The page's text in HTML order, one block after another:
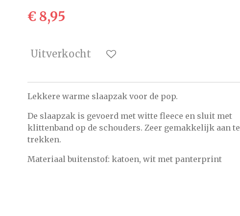
€ 8,95
Uitverkocht
Lekkere warme slaapzak voor de pop.
De slaapzak is gevoerd met witte fleece en sluit met
klittenband op de schouders. Zeer gemakkelijk aan te
trekken.
Materiaal buitenstof: katoen, wit met panterprint